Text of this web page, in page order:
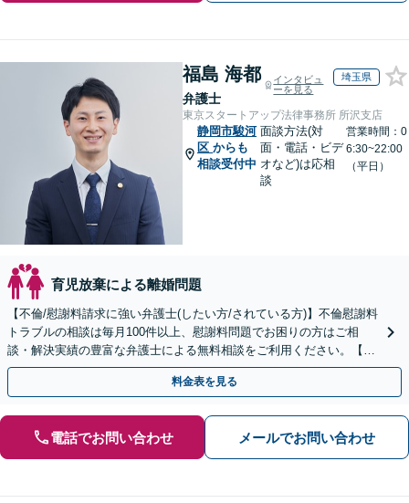
福島 海都
弁護士
インタビュ
ーを見る
埼玉県
東京スタートアップ法律事務所 所沢支店
静岡市駿河
区 からも
相談受付中
面談方法(対
面・電話・ビデ
オなど)は応相
談
営業時間：0
6:30~22:00
（平日）
育児放棄による離婚問題
【不倫/慰謝料請求に強い弁護士(したい方/されている方)】不倫慰謝料
トラブルの相談は毎月100件以上、慰謝料問題でお困りの方はご相
談・解決実績の豊富な弁護士による無料相談をご利用ください。【不
倫相談は初回0円】【全国対応】
料金表を見る
電話でお問い合わせ メールでお問い合わせ